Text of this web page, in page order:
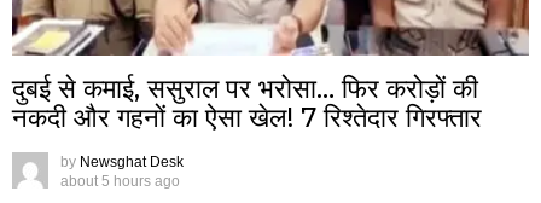
दुबई से कमाई, ससुराल पर भरोसा… फिर करोड़ों की
नकदी और गहनों का ऐसा खेल! 7 रिश्तेदार गिरफ्तार
by Newsghat Desk
about 5 hours ago